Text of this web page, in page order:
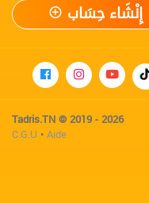
إِنْشَاء حِسَاب
Tadris.TN © 2019 - 2026
C.G.U •Aide